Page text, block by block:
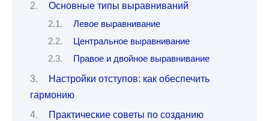
Основные типы выравниваний
Левое выравнивание
Центральное выравнивание
Правое и двойное выравнивание
Настройки отступов: как обеспечить
гармонию
Практические советы по созданию